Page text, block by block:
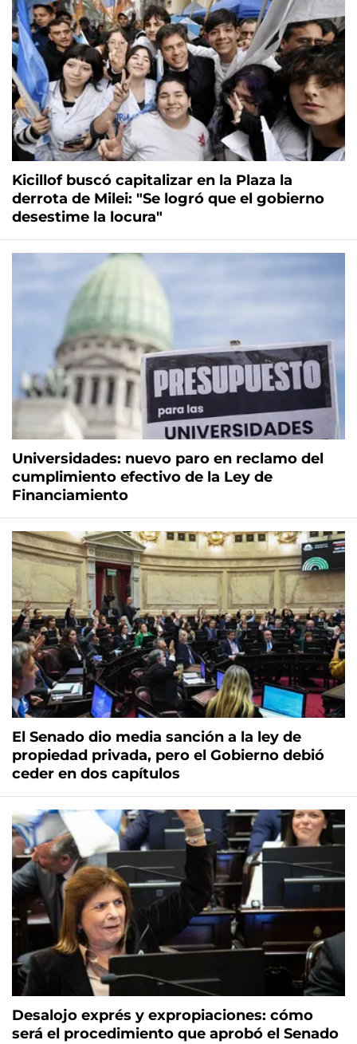
Kicillof buscó capitalizar en la Plaza la
derrota de Milei: "Se logró que el gobierno
desestime la locura"
Universidades: nuevo paro en reclamo del
cumplimiento efectivo de la Ley de
Financiamiento
El Senado dio media sanción a la ley de
propiedad privada, pero el Gobierno debió
ceder en dos capítulos
Desalojo exprés y expropiaciones: cómo
será el procedimiento que aprobó el Senado